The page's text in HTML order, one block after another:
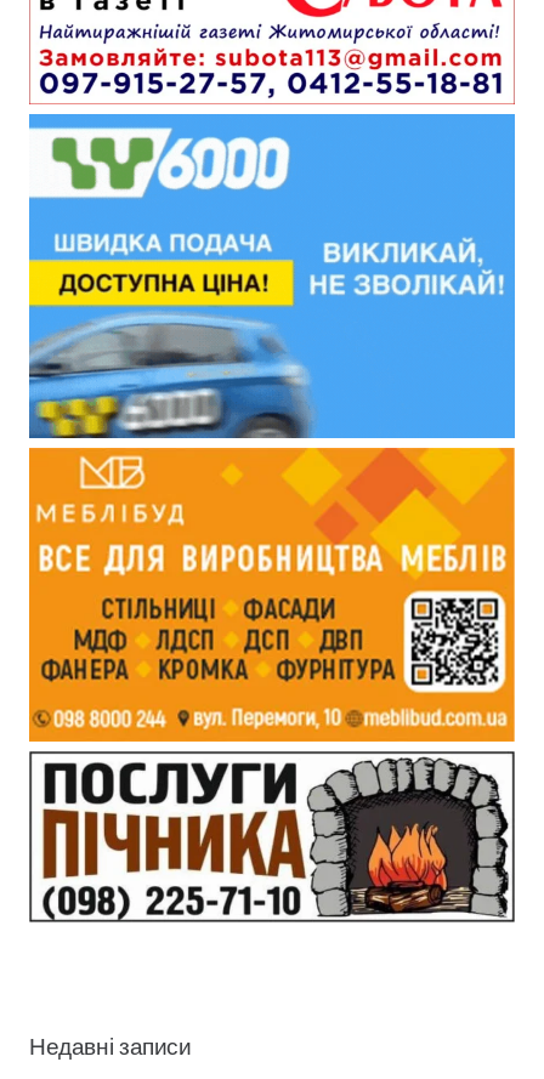
Недавні записи